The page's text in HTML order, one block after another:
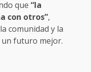
que “la
con otros”,
comunidad y la
un futuro mejor.